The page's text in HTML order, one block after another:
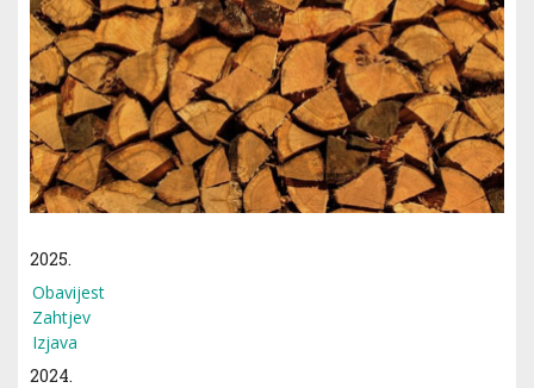
2025.
Obavijest
Zahtjev
Izjava
2024.